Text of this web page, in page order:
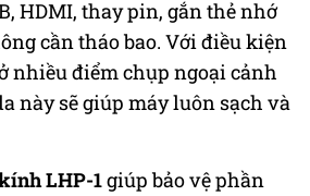
HDMI, thay pin, gắn thẻ nhớ
cần tháo bao. Với điều kiện
nhiều điểm chụp ngoại cảnh
này sẽ giúp máy luôn sạch và
LHP-1giúp bảo vệ phần